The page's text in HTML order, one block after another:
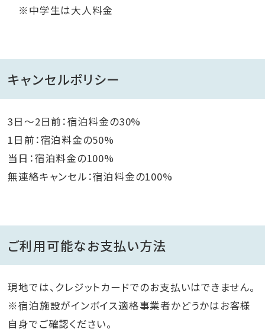
※中学生は大人料金
キャンセルポリシー
3日～2日前：宿泊料金の30%
1日前：宿泊料金の50%
当日：宿泊料金の100%
無連絡キャンセル：宿泊料金の100%
ご利用可能なお支払い方法
現地では、クレジットカードでのお支払いはできません。
※宿泊施設がインボイス適格事業者かどうかはお客様
自身でご確認ください。